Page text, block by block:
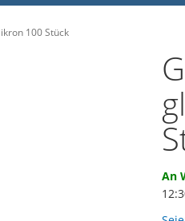
100 Stück
An